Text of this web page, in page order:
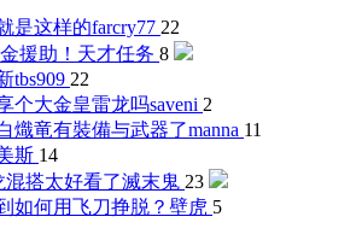
是这样的farcry77 22
援助！ 天才任务 8
tbs909 22
个大金皇雷龙吗saveni 2
熾竜有裝備与武器了manna 11
斯 14
搭太好看了滅末鬼 23
如何用飞刀挣脱？ 壁虎 5